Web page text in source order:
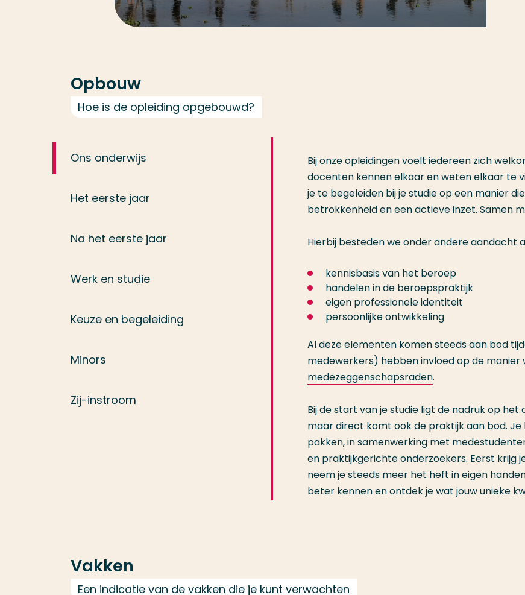
Opbouw
Hoe is de opleiding opgebouwd?
Ons onderwijs
Bij onze opleidingen voelt iedereen zich
docenten kennen elkaar en weten elkaar te
je te begeleiden bij je studie op een manier
betrokkenheid en een actieve inzet. Samen
Hierbij besteden we onder andere aandacht
kennisbasis van het beroep
handelen in de beroepspraktijk
eigen professionele identiteit
persoonlijke ontwikkeling
Al deze elementen komen steeds aan bod
medewerkers) hebben invloed op de
medezeggenschapsraden.
Bij de start van je studie ligt de nadruk op
maar direct komt ook de praktijk aan bod.
pakken, in samenwerking met
en praktijkgerichte onderzoekers. Eerst krijg
neem je steeds meer het heft in eigen
beter kennen en ontdek je wat jouw unieke
Het eerste jaar
Na het eerste jaar
Werk en studie
Keuze en begeleiding
Minors
Zij-instroom
Vakken
Een indicatie van de vakken die je kunt verwachten